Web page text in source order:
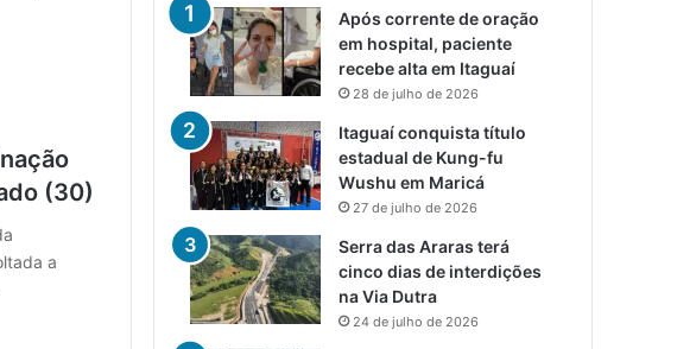
(30)
a
Após corrente de oração
em hospital, paciente
recebe alta em Itaguaí
28 de julho de 2026
Itaguaí conquista título
estadual de Kung-fu
Wushu em Maricá
27 de julho de 2026
Serra das Araras terá
cinco dias de interdições
na Via Dutra
24 de julho de 2026